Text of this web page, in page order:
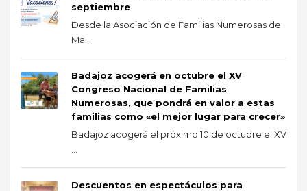
septiembre
Desde la Asociación de Familias Numerosas de
Ma...
Badajoz acogerá en octubre el XV
Congreso Nacional de Familias
Numerosas, que pondrá en valor a estas
familias como «el mejor lugar para crecer»
Badajoz acogerá el próximo 10 de octubre el XV
Descuentos en espectáculos para